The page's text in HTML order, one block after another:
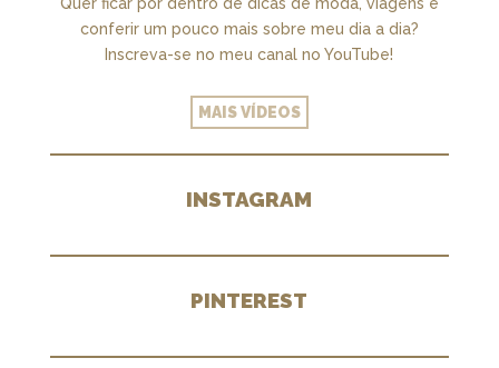
conferir um pouco mais sobre meu dia a dia?
Inscreva-se no meu canal no YouTube!
MAIS VÍDEOS
INSTAGRAM
PINTEREST